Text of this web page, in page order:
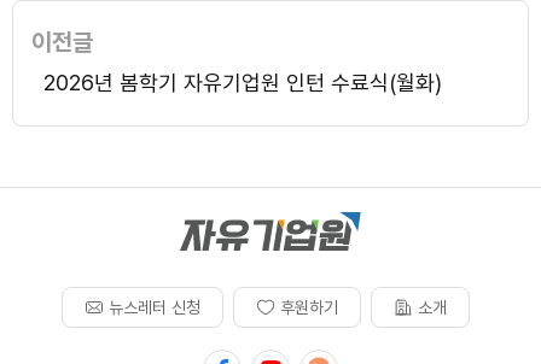
이전글
2026년 봄학기 자유기업원 인턴 수료식(월화)
뉴스레터 신청 후원하기 소개